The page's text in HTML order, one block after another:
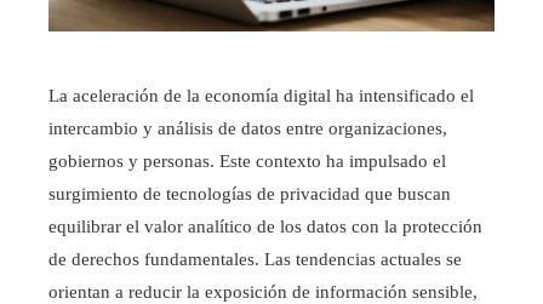
La aceleración de la economía digital ha intensificado el
intercambio y análisis de datos entre organizaciones,
gobiernos y personas. Este contexto ha impulsado el
surgimiento de tecnologías de privacidad que buscan
equilibrar el valor analítico de los datos con la protección
de derechos fundamentales. Las tendencias actuales se
orientan a reducir la exposición de información sensible,